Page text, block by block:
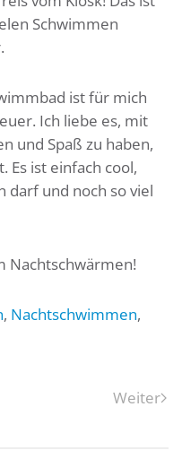
Schwimmen
ist für mich
Ich liebe es, mit
und Spaß zu haben,
Es ist einfach cool,
darf und noch so viel
Nachtschwärmen!
, Nachtschwimmen,
Weiter